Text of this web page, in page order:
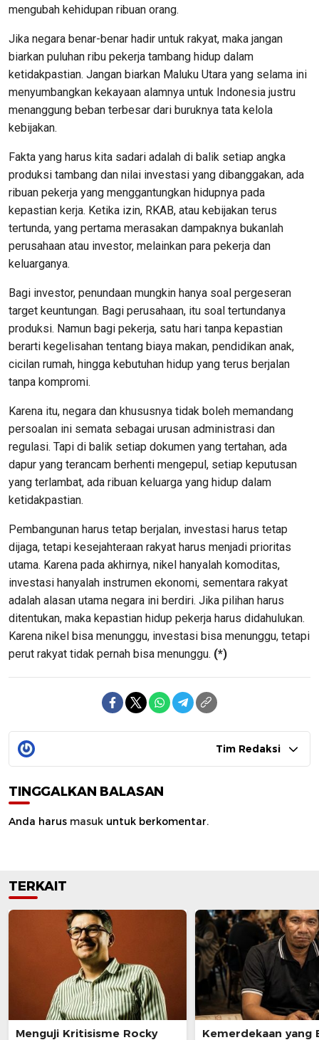
mengubah kehidupan ribuan orang.
Jika negara benar-benar hadir untuk rakyat, maka jangan
biarkan puluhan ribu pekerja tambang hidup dalam
ketidakpastian. Jangan biarkan Maluku Utara yang selama ini
menyumbangkan kekayaan alamnya untuk Indonesia justru
menanggung beban terbesar dari buruknya tata kelola
kebijakan.
Fakta yang harus kita sadari adalah di balik setiap angka
produksi tambang dan nilai investasi yang dibanggakan, ada
ribuan pekerja yang menggantungkan hidupnya pada
kepastian kerja. Ketika izin, RKAB, atau kebijakan terus
tertunda, yang pertama merasakan dampaknya bukanlah
perusahaan atau investor, melainkan para pekerja dan
keluarganya.
Bagi investor, penundaan mungkin hanya soal pergeseran
target keuntungan. Bagi perusahaan, itu soal tertundanya
produksi. Namun bagi pekerja, satu hari tanpa kepastian
berarti kegelisahan tentang biaya makan, pendidikan anak,
cicilan rumah, hingga kebutuhan hidup yang terus berjalan
tanpa kompromi.
Karena itu, negara dan khususnya tidak boleh memandang
persoalan ini semata sebagai urusan administrasi dan
regulasi. Tapi di balik setiap dokumen yang tertahan, ada
dapur yang terancam berhenti mengepul, setiap keputusan
yang terlambat, ada ribuan keluarga yang hidup dalam
ketidakpastian.
Pembangunan harus tetap berjalan, investasi harus tetap
dijaga, tetapi kesejahteraan rakyat harus menjadi prioritas
utama. Karena pada akhirnya, nikel hanyalah komoditas,
investasi hanyalah instrumen ekonomi, sementara rakyat
adalah alasan utama negara ini berdiri. Jika pilihan harus
ditentukan, maka kepastian hidup pekerja harus didahulukan.
Karena nikel bisa menunggu, investasi bisa menunggu, tetapi
perut rakyat tidak pernah bisa menunggu. (*)
Tim Redaksi
TINGGALKAN BALASAN
Anda harus masuk untuk berkomentar.
TERKAIT
Menguji Kritisisme Rocky
Kemerdekaan yang